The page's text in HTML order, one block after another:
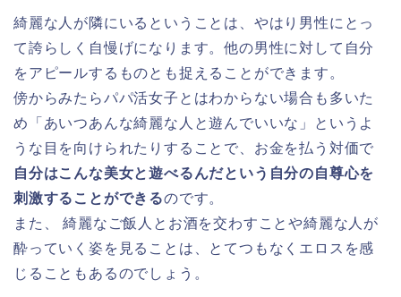
綺麗な人が隣にいるということは、やはり男性にとっ
て誇らしく自慢げになります。他の男性に対して自分
をアピールするものとも捉えることができます。
傍からみたらパパ活女子とはわからない場合も多いた
め「あいつあんな綺麗な人と遊んでいいな」というよ
うな目を向けられたりすることで、お金を払う対価で
自分はこんな美女と遊べるんだという自分の自尊心を
刺激することができるのです。
また、 綺麗なご飯人とお酒を交わすことや綺麗な人が
酔っていく姿を見ることは、とてつもなくエロスを感
じることもあるのでしょう。